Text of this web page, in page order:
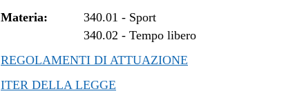
Materia:
340.01 - Sport
340.02 -Tempo libero
REGOLAMENTI DI ATTUAZIONE
ITER DELLA LEGGE